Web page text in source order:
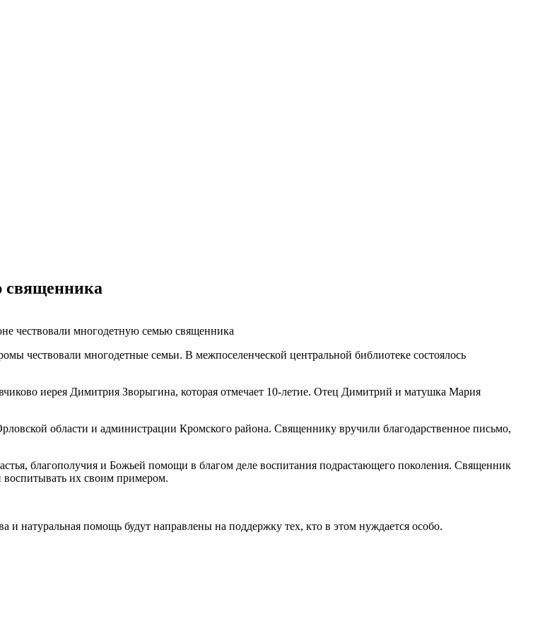
священника
чествовали многодетные семьи. В межпоселенческой центральной библиотеке состоялось
иерея Димитрия Зворыгина, которая отмечает 10-летие. Отец Димитрий и матушка Мария
области и администрации Кромского района. Священнику вручили благодарственное письмо,
благополучия и Божьей помощи в благом деле воспитания подрастающего поколения. Священник
воспитывать их своим примером.
и натуральная помощь будут направлены на поддержку тех, кто в этом нуждается особо.